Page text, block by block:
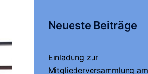
Neueste Beiträge
Einladung zur
Mitgliederversammlung am